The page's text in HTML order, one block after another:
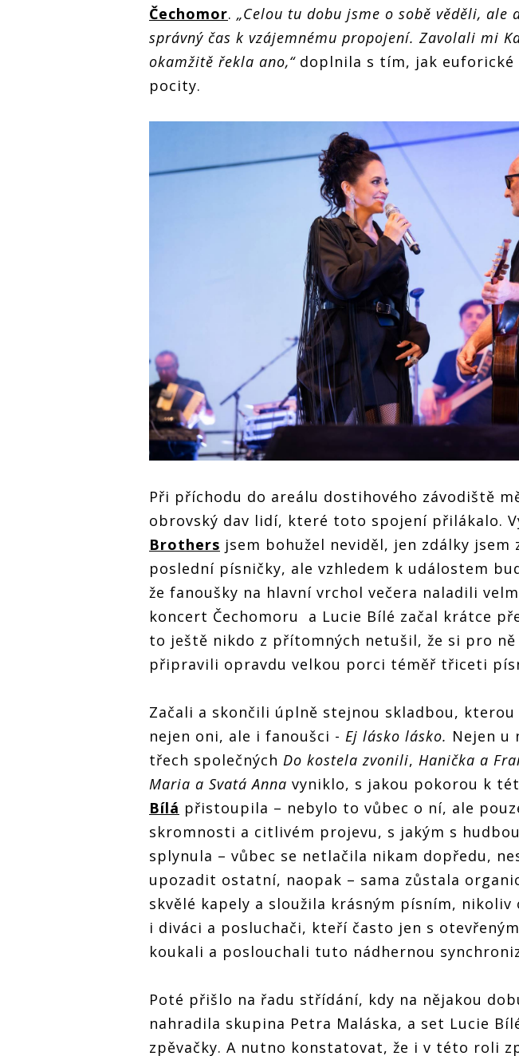
Čechomor. „Celou tu dobu jsme o sobě věděli, ale
správný čas k vzájemnému propojení. Zavolali mi
okamžitě řekla ano,“doplnila s tím, jak euforické
pocity.
Při příchodu do areálu dostihového závodiště
obrovský dav lidí, které toto spojení přilákalo.
Brothers jsem bohužel neviděl, jen zdálky jsem
poslední písničky, ale vzhledem k událostem
že fanoušky na hlavní vrchol večera naladili
koncert Čechomoru a Lucie Bílé začal krátce
to ještě nikdo z přítomných netušil, že si pro
připravili opravdu velkou porci téměř třiceti
Začali a skončili úplně stejnou skladbou,
nejen oni, ale i fanoušci - Ej lásko lásko. Nejen u
třech společných Do kostela zvonili, Hanička a
Maria a Svatá Anna vyniklo, s jakou pokorou k
Bílá přistoupila – nebylo to vůbec o ní, ale
skromnosti a citlivém projevu, s jakým s
splynula – vůbec se netlačila nikam dopředu,
upozadit ostatní, naopak – sama zůstala
skvělé kapely a sloužila krásným písním, nikoliv
i diváci a posluchači, kteří často jen s
koukali a poslouchali tuto nádhernou
Poté přišlo na řadu střídání, kdy na nějakou
nahradila skupina Petra Maláska, a set Lucie
zpěvačky. A nutno konstatovat, že i v této roli